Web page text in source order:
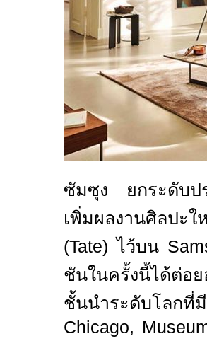
ซัมซุง ยกระดับป
เพิ่มผลงานศิลปะ
(Tate)ไว้บน
ชันในครั้งนี้ได้ต่อ
ชั้นนำระดับโลก
Chicago,